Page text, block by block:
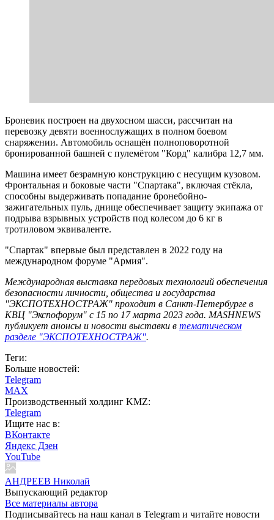
Броневик построен на двухосном шасси, рассчитан на
перевозку девяти военнослужащих в полном боевом
снаряжении. Автомобиль оснащён полноповоротной
бронированной башней с пулемётом "Корд" калибра 12,7 мм.
Машина имеет безрамную конструкцию с несущим кузовом.
Фронтальная и боковые части "Спартака", включая стёкла,
способны выдерживать попадание бронебойно-
зажигательных пуль, днище обеспечивает защиту экипажа от
подрыва взрывных устройств под колесом до 6 кг в
тротиловом эквиваленте.
"Спартак" впервые был представлен в 2022 году на
международном форуме "Армия".
Международная выставка передовых технологий обеспечения
безопасности личности, общества и государства
"ЭКСПОТЕХНОСТРАЖ" проходит в Санкт-Петербурге в
КВЦ "Экспофорум" с 15 по 17 марта 2023 года. MASHNEWS
публикует анонсы и новости выставки в тематическом
разделе "ЭКСПОТЕХНОСТРАЖ".
Теги:
Больше новостей:
Telegram
MAX
Производственный холдинг KMZ:
Telegram
Ищите нас в:
ВКонтакте
Яндекс Дзен
YouTube
АНДРЕЕВ Николай
Выпускающий редактор
Все материалы автора
Подписывайтесь на наш канал в Telegram и читайте новости